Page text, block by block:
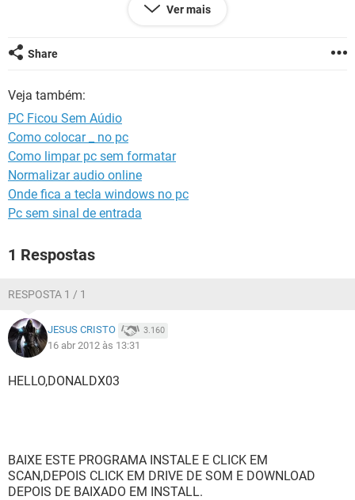
Ver mais
Share
Veja também:
PC Ficou Sem Aúdio
Como colocar _ no pc
Como limpar pc sem formatar
Normalizar audio online
Onde fica a tecla windows no pc
Pc sem sinal de entrada
1 Respostas
RESPOSTA 1 / 1
JESUS CRISTO 3.160
16 abr 2012 às 13:31
HELLO,DONALDX03
BAIXE ESTE PROGRAMA INSTALE E CLICK EM
SCAN,DEPOIS CLICK EM DRIVE DE SOM E DOWNLOAD
DEPOIS DE BAIXADO EM INSTALL.